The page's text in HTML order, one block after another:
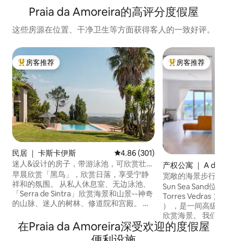
Praia da Amoreira的高评分度假屋
这些房源在位置、干净卫生等方面获得客人的一致好评。
热门「房客推荐」
房客推荐
民居 ｜ 卡斯卡伊斯 平均评分 4.86 分（满分 5 分），
4.86 (301)
迷人&设计的房子，带游泳池，可欣赏壮丽
的海景和山景
早晨欣赏「黑鸟」，欣赏日落，享受宁静
祥和的氛围。 从私人休息室、无边泳池、
「Serra de Sintra」欣赏海景和山景--神奇
的山脉、迷人的树林、修道院和宫殿。 可
受婚礼庆祝活动，需额外收费。 如需了解
更多信息，请直接联系房东。 一座建于
热门「房客推荐」
房客推荐
产权公寓 ｜ A dos
宽敞的海景步行即
寓
Sun Sea Sand位
Torres Vedras ）
） ，是一间高级
欣赏海景。 我们位于里斯本以北约50分钟
的银色海岸（Silver
年建造，隔热良好
在Praia da Amoreira深受欢迎的度假屋